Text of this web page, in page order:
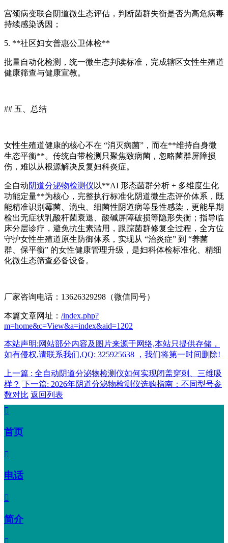
宫颈病变联合阴道微生态评估，判断菌群失衡是否为高危病毒
持续感染诱因；
5. **社区妇女普惠公卫体检**
批量自动化检测，统一微生态判读标准，完成辖区女性生殖道
健康筛查与健康宣教。
## 五、总结
女性生殖道健康的核心不在 “消灭病菌”，而在**维持自身微
生态平衡**。传统白带检测只聚焦致病菌，忽略菌群屏障损
伤，难以从根源解决反复妇科炎症。
全自动阴道分泌物检测仪 以**AI 形态菌群分析 + 多维度生化
功能定量**为核心，完整执行标准化阴道微生态评价体系，既
能精准识别霉菌、滴虫、细菌性阴道病等显性感染，更能早期
检出无症状乳酸杆菌衰退、酸碱屏障破损等隐形失衡；指导临
床分层诊疗，避免抗生素滥用，跟踪菌群修复全过程，全方位
守护女性生殖道原生防御体系，实现从 “治炎症” 到 “养菌
群、保平衡” 的女性健康管理升级，是妇科体检标准化、精细
化微生态筛查必备设备。
厂家咨询电话：13626329298（微信同号）
本篇文章网址： /index.php?
m=home&c=View&a=index&aid=1202
本站声明:网站部分内容及图片来源于网络,本站只提供存储，
如有侵权,请联系我们,QQ: 325925638 ，我们将第一时间删除!
上一篇 : 全自动阴道分泌物检测仪如何实现闭盖穿刺、三维吸
样？ 下一篇: 2026年阴道分泌物检测仪选购指南：不同型号参
数对比 返回列表

首页

电话

简介